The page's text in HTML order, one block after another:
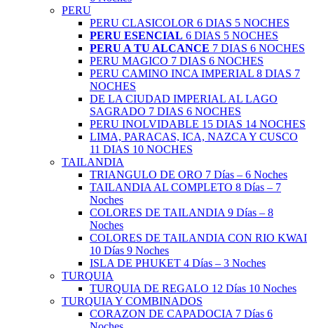
PERU
PERU CLASICOLOR 6 DIAS 5 NOCHES
PERU ESENCIAL 6 DIAS 5 NOCHES
PERU A TU ALCANCE 7 DIAS 6 NOCHES
PERU MAGICO 7 DIAS 6 NOCHES
PERU CAMINO INCA IMPERIAL 8 DIAS 7
NOCHES
DE LA CIUDAD IMPERIAL AL LAGO
SAGRADO 7 DIAS 6 NOCHES
PERU INOLVIDABLE 15 DIAS 14 NOCHES
LIMA, PARACAS, ICA, NAZCA Y CUSCO
11 DIAS 10 NOCHES
TAILANDIA
TRIANGULO DE ORO 7 Días – 6 Noches
TAILANDIA AL COMPLETO 8 Días – 7
Noches
COLORES DE TAILANDIA 9 Días – 8
Noches
COLORES DE TAILANDIA CON RIO KWAI
10 Días 9 Noches
ISLA DE PHUKET 4 Días – 3 Noches
TURQUIA
TURQUIA DE REGALO 12 Días 10 Noches
TURQUIA Y COMBINADOS
CORAZON DE CAPADOCIA 7 Días 6